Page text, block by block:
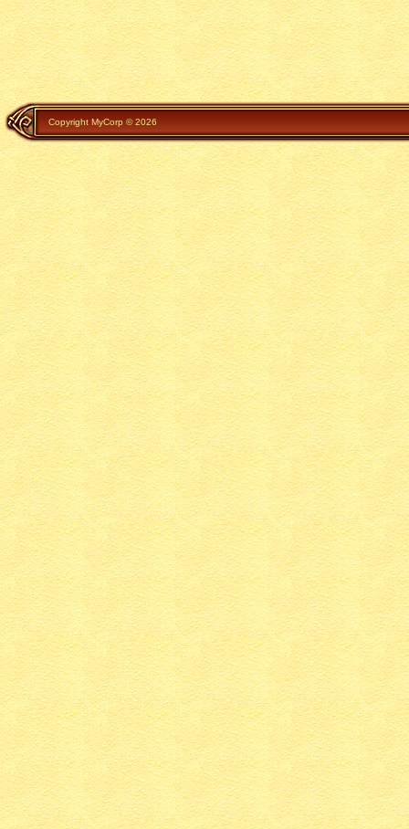
Copyright MyCorp © 2026